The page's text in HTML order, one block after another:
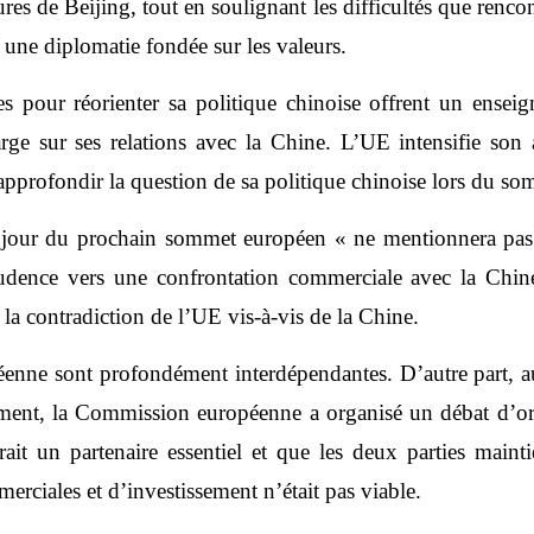
de Beijing, tout en soulignant les difficultés que
diplomatie fondée sur les valeurs.
pour réorienter sa politique chinoise offrent un
sur ses relations avec la Chine. L’UE intensifie
la question de sa politique chinoise lors du
du prochain sommet européen « ne mentionnera
vers une confrontation commerciale avec la
contradiction de l’UE vis-à-vis de la Chine.
sont profondément interdépendantes. D’autre part,
la Commission européenne a organisé un débat
un partenaire essentiel et que les deux parties
et d’investissement n’était pas viable.